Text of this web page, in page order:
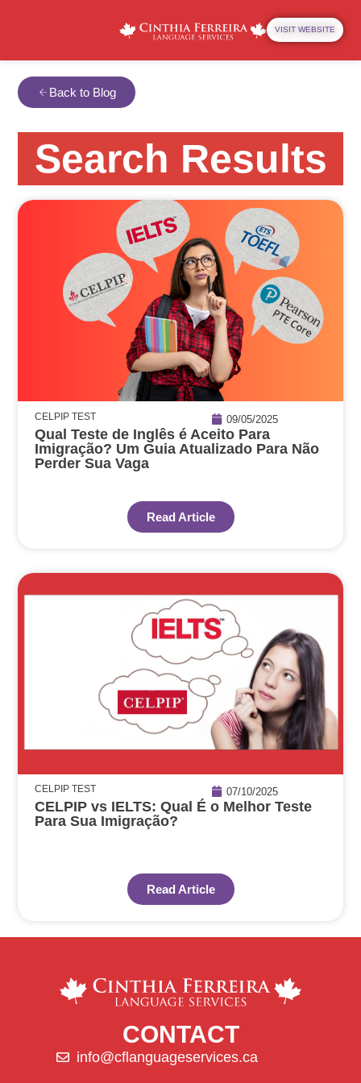
VISIT WEBSITE
Back to Blog
Search Results
CELPIP TEST 09/05/2025
Qual Teste de Inglês é Aceito Para
Imigração? Um Guia Atualizado Para Não
Perder Sua Vaga
Read Article
CELPIP TEST 07/10/2025
CELPIP vs IELTS: Qual É o Melhor Teste
Para Sua Imigração?
Read Article
CONTACT
info@cflanguageservices.ca